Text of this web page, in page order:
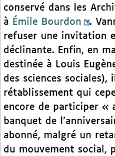
conservé dans les
à Émile Bourdon
.
refuser une invitation
déclinante. Enfin, en
destinée à Louis
des sciences
rétablissement qui
encore de participer «
banquet de
abonné, malgré un
du mouvement social,